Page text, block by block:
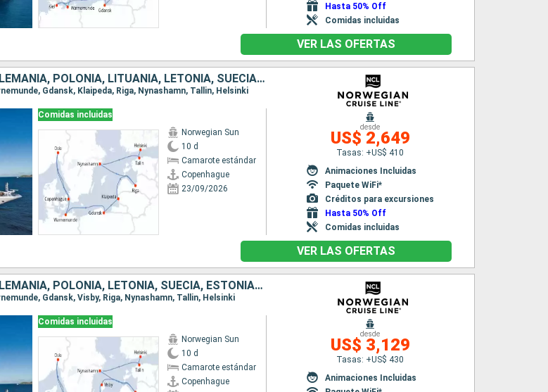
Hasta 50% Off
Comidas incluidas
VER LAS OFERTAS
DINAMARCA, NORUEGA, ALEMANIA, POLONIA, LITUANIA, LETONIA, SUECIA, ESTONIA, FINLANDIA
Gdansk, Klaipeda, Riga, Nynashamn, Tallin, Helsinki
Comidas incluidas
Norwegian Sun
10 d
Camarote estándar
Copenhague
23/09/2026
desde
US$ 2,649
Tasas: +US$ 410
Animaciones Incluidas
Paquete WiFi*
Créditos para excursiones
Hasta 50% Off
Comidas incluidas
VER LAS OFERTAS
DINAMARCA, NORUEGA, ALEMANIA, POLONIA, LETONIA, SUECIA, ESTONIA, FINLANDIA
Gdansk, Visby, Riga, Nynashamn, Tallin, Helsinki
Comidas incluidas
Norwegian Sun
10 d
Camarote estándar
Copenhague
desde
US$ 3,129
Tasas: +US$ 430
Animaciones Incluidas